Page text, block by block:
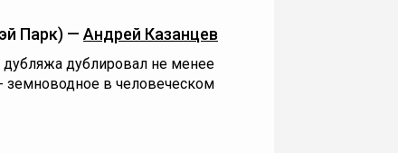
Парк) — Андрей Казанцев
дублировал не менее
земноводное в человеческом